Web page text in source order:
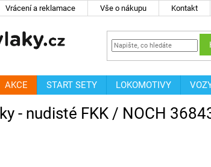
Vrácení a reklamace Vše o nákupu Kontakt
AKCE START SETY LOKOMOTIVY
- nudisté FKK / NOCH